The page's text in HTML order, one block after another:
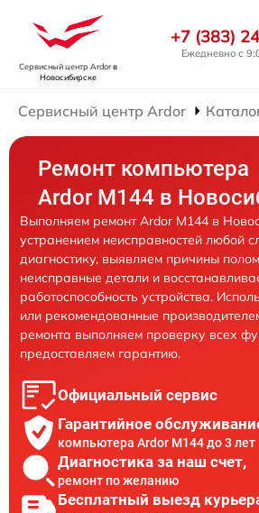
Сервисный центр Ardorв
Новосибирске
+7 (383)
Ежедневно с
Сервисный центр Ardor
Ремонт компьютера
Ardor M144 в
Выполняем ремонт Ardor M144 в
устранением неисправностей любой
диагностику, выявляем причины
неисправные детали и
работоспособность устройства.
или рекомендованные
ремонта выполняем проверку всех
предоставляем гарантию.
Официальный сервис
Гарантийное
компьютера Ardor M144 до 3 лет
Диагностика за наш счет,
ремонт по желанию
Бесплатный выезд